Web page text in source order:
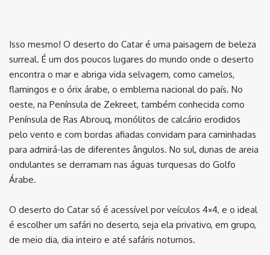
Isso mesmo! O deserto do Catar é uma paisagem de beleza
surreal. É um dos poucos lugares do mundo onde o deserto
encontra o mar e abriga vida selvagem, como camelos,
flamingos e o órix árabe, o emblema nacional do país. No
oeste, na Península de Zekreet, também conhecida como
Península de Ras Abrouq, monólitos de calcário erodidos
pelo vento e com bordas afiadas convidam para caminhadas
para admirá-las de diferentes ângulos. No sul, dunas de areia
ondulantes se derramam nas águas turquesas do Golfo
Árabe.
O deserto do Catar só é acessível por veículos 4×4, e o ideal
é escolher um safári no deserto, seja ela privativo, em grupo,
de meio dia, dia inteiro e até safáris noturnos.